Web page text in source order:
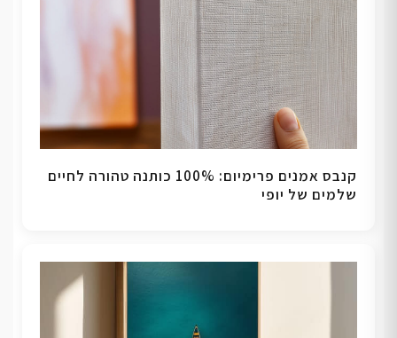
קנבס אמנים פרימיום: 100% כותנה טהורה לחיים
שלמים של יופי